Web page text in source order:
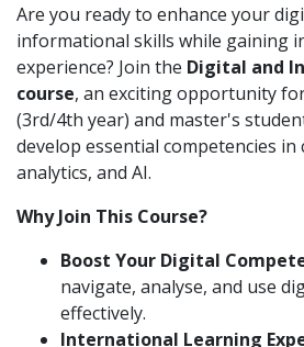
Are you ready to enhance your
informational skills while gaining
experience? Join the Digital and
course, an exciting opportunity
(3rd/4th year) and master's
develop essential competencies in
analytics, and AI.
Why Join This Course?
Boost Your Digital
navigate, analyse, and use
effectively.
International Learning